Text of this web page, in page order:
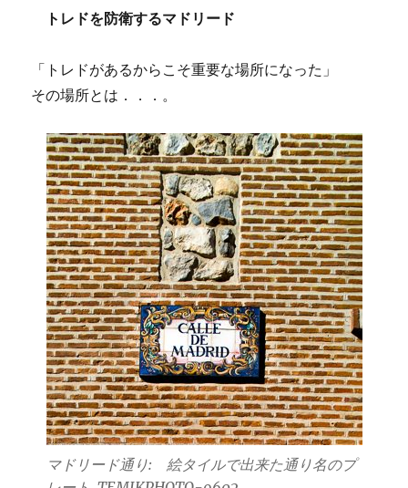
トレドを防衛するマドリード
「トレドがあるからこそ重要な場所になった」
その場所とは．．．。
マドリード通り: 絵タイルで出来た通り名のプ